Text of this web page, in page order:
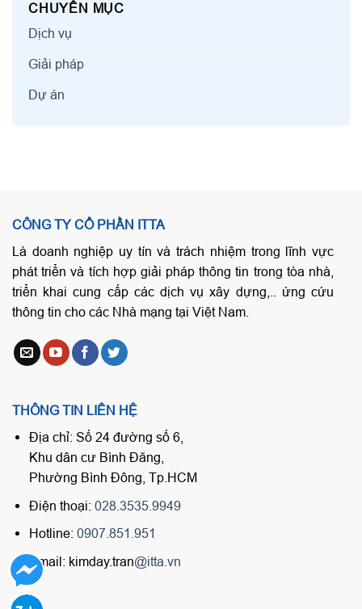
CHUYÊN MỤC
Dịch vụ
Giải pháp
Dự án
CÔNG TY CỔ PHẦN ITTA
Là doanh nghiệp uy tín và trách nhiệm trong lĩnh vực
phát triển và tích hợp giải pháp thông tin trong tòa nhà,
triển khai cung cấp các dịch vụ xây dựng,.. ứng cứu
thông tin cho các Nhà mạng tại Việt Nam.
THÔNG TIN LIÊN HỆ
Địa chỉ: Số 24 đường số 6,
Khu dân cư Bình Đăng,
Phường Bình Đông, Tp.HCM
Điện thoại: 028.3535.9949
Hotline: 0907.851.951
Email: kimday.tran@itta.vn